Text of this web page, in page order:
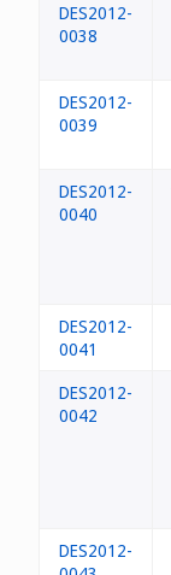
DES2012-
0038
DES2012-
0039
DES2012-
0040
DES2012-
0041
DES2012-
0042
DES2012-